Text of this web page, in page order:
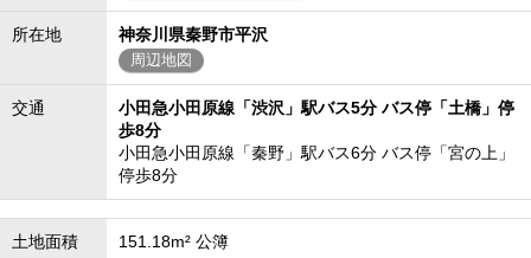
所在地 神奈川県秦野市平沢
周辺地図
交通
小田急小田原線「渋沢」駅バス5分 バス停「土橋」停
歩8分
小田急小田原線「秦野」駅バス6分 バス停「宮の上」
停歩8分
土地面積 151.18m² 公簿